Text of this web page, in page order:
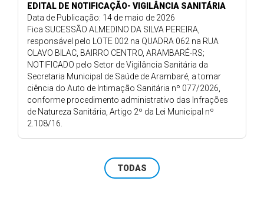
EDITAL DE NOTIFICAÇÃO- VIGILÂNCIA SANITÁRIA
Data de Publicação: 14 de maio de 2026
Fica SUCESSÃO ALMEDINO DA SILVA PEREIRA,
responsável pelo LOTE 002 na QUADRA 062 na RUA
OLAVO BILAC, BAIRRO CENTRO, ARAMBARÉ-RS;
NOTIFICADO pelo Setor de Vigilância Sanitária da
Secretaria Municipal de Saúde de Arambaré, a tomar
ciência do Auto de Intimação Sanitária nº 077/2026,
conforme procedimento administrativo das Infrações
de Natureza Sanitária, Artigo 2º da Lei Municipal nº
2.108/16.
TODAS